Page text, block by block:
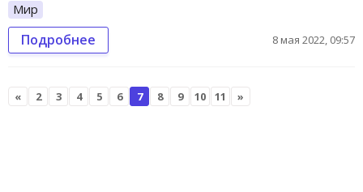
Мир
Подробнее 8 мая 2022, 09:57
« 2 3 4 5 6 7 8 9 10 11 »